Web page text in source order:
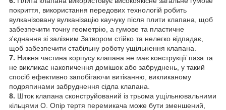
покриття, використання передових технологій робить
вулканізовану вулканізацію каучуку після плити клапана, щоб
забезпечити точну геометрію, а гумове та пластичне
з'єднання зі залізним Затвором стійко та нелегко відпадає,
щоб забезпечити стабільну роботу ущільнення клапана.
7. Нижня частина корпусу клапана не має конструкції паза та
не викликає накопичення домішок або забруднень, у такий
спосіб ефективно запобігаючи витіканню, викликаному
подряпинами забруднення сідла клапана.
8. Шток клапана сконструйований із трьома ущільнювальними
кільцями O. Опір тертя перемикача може бути зменшений,